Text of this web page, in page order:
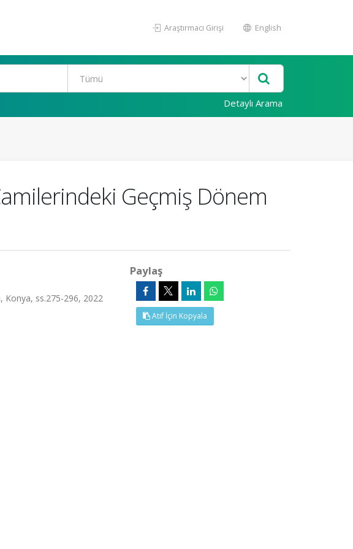
Araştırmacı Girişi English
Detaylı Arama
Geçmiş Dönem
Konya, ss.275-296, 2022
Paylaş
Atıf İçin Kopyala